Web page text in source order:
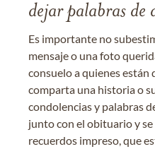
dejar palabras de
Es importante no
mensaje o una foto
consuelo a quienes están
comparta una historia o
condolencias y palabras
junto con el obituario y
recuerdos impreso, que